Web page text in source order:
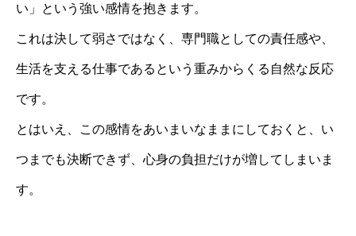
い」という強い感情を抱きます。
これは決して弱さではなく、専門職としての責任感や、
生活を支える仕事であるという重みからくる自然な反応
です。
とはいえ、この感情をあいまいなままにしておくと、い
つまでも決断できず、心身の負担だけが増してしまいま
す。